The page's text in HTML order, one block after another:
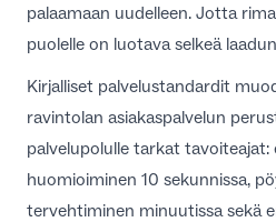
palaamaan uudelleen. Jotta
puolelle on luotava selkeä
Kirjalliset palvelustandardit
ravintolan asiakaspalvelun
palvelupolulle tarkat tavoiteajat:
huomioiminen 10 sekunnissa,
tervehtiminen minuutissa sekä